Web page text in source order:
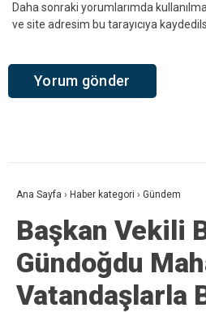
Daha sonraki yorumlarımda
ve site adresim bu tarayıcıya
Ana Sayfa › Haber kategori › Gündem
Başkan Vekili
Gündoğdu
Vatandaşlarla